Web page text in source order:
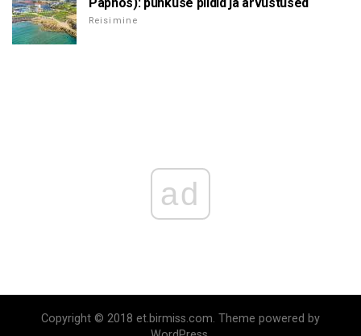
Reisimine
ad
Copyright © 2018 et.birmiss.com. Theme powered by